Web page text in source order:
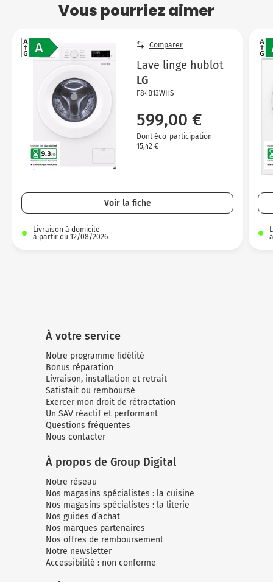
Vous pourriez aimer
Comparer
Lave linge hublot
LG
F84B13WHS
599,00 €
Dont éco-participation
15,42 €
Voir la fiche
Livraison à domicile
à partir du 12/08/2026
À votre service
Notre programme fidélité
Bonus réparation
Livraison, installation et retrait
Satisfait ou remboursé
Exercer mon droit de rétractation
Un SAV réactif et performant
Questions fréquentes
Nous contacter
À propos de Group Digital
Notre réseau
Nos magasins spécialistes : la cuisine
Nos magasins spécialistes : la literie
Nos guides d’achat
Nos marques partenaires
Nos offres de remboursement
Notre newsletter
Accessibilité : non conforme